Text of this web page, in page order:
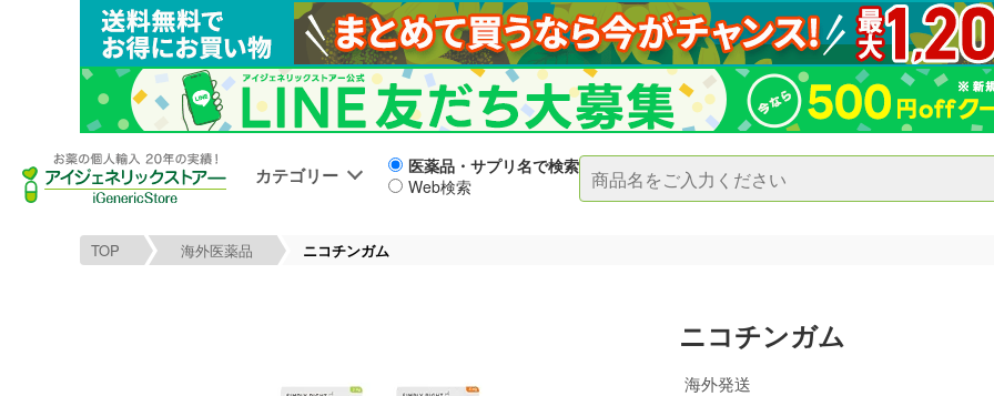
カテゴリー
医薬品・サプリ名で検索
Web検索
TOP 海外医薬品 ニコチンガム
ニコチンガム
海外発送